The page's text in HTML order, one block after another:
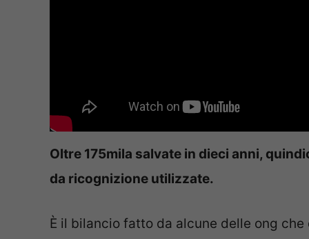
Oltre 175mila salvate in dieci anni,
da ricognizione utilizzate.
È il bilancio fatto da alcune delle ong